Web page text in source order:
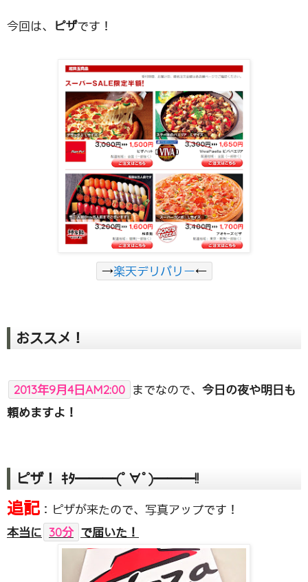
今回は、 ピザです！
→楽天デリバリー←
おススメ！
2013年9月4日AM2:00 までなので、 今日の夜や明日も
頼めますよ！
ピザ！ ｷﾀ━━━(ﾟ∀ﾟ)━━━!!
追記 ：ピザが来たので、写真アップです！
本当に 30分 で届いた！